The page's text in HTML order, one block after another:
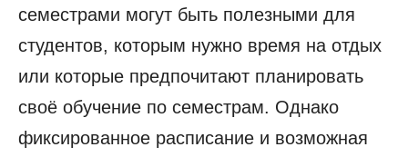
семестрами могут быть полезными для
студентов, которым нужно время на отдых
или которые предпочитают планировать
своё обучение по семестрам. Однако
фиксированное расписание и возможная